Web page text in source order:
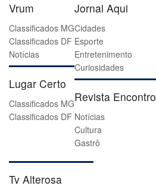
Vrum
Classificados MG
Classificados DF
Notícias
Lugar Certo
Classificados MG
Classificados DF
Jornal Aqui
Cidades
Esporte
Entretenimento
Curiosidades
Revista Encontro
Notícias
Cultura
Gastrô
Tv Alterosa